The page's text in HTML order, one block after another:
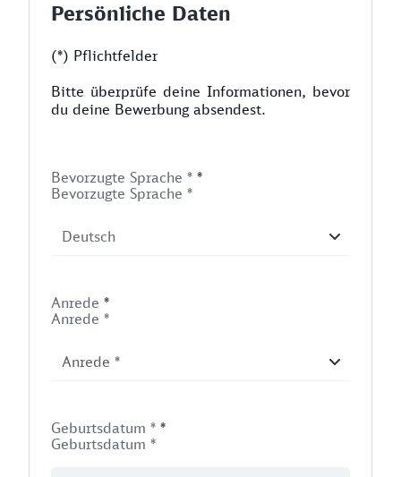
Persönliche Daten
(*) Pflichtfelder
Bitte überprüfe deine Informationen, bevor
du deine Bewerbung absendest.
Bevorzugte Sprache * *
Bevorzugte Sprache *
Anrede *
Anrede *
Geburtsdatum * *
Geburtsdatum *